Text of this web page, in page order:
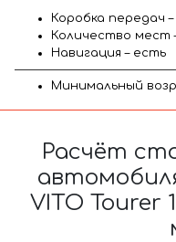
Коробка передач
Количество мест
Навигация – есть
Минимальный
Расчёт
VITO Tourer